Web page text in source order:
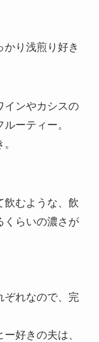
り浅煎り好き
インやカシスの
ーティー。
飲むような、飲
くらいの濃さが
ぞれなので、完
好きの夫は、